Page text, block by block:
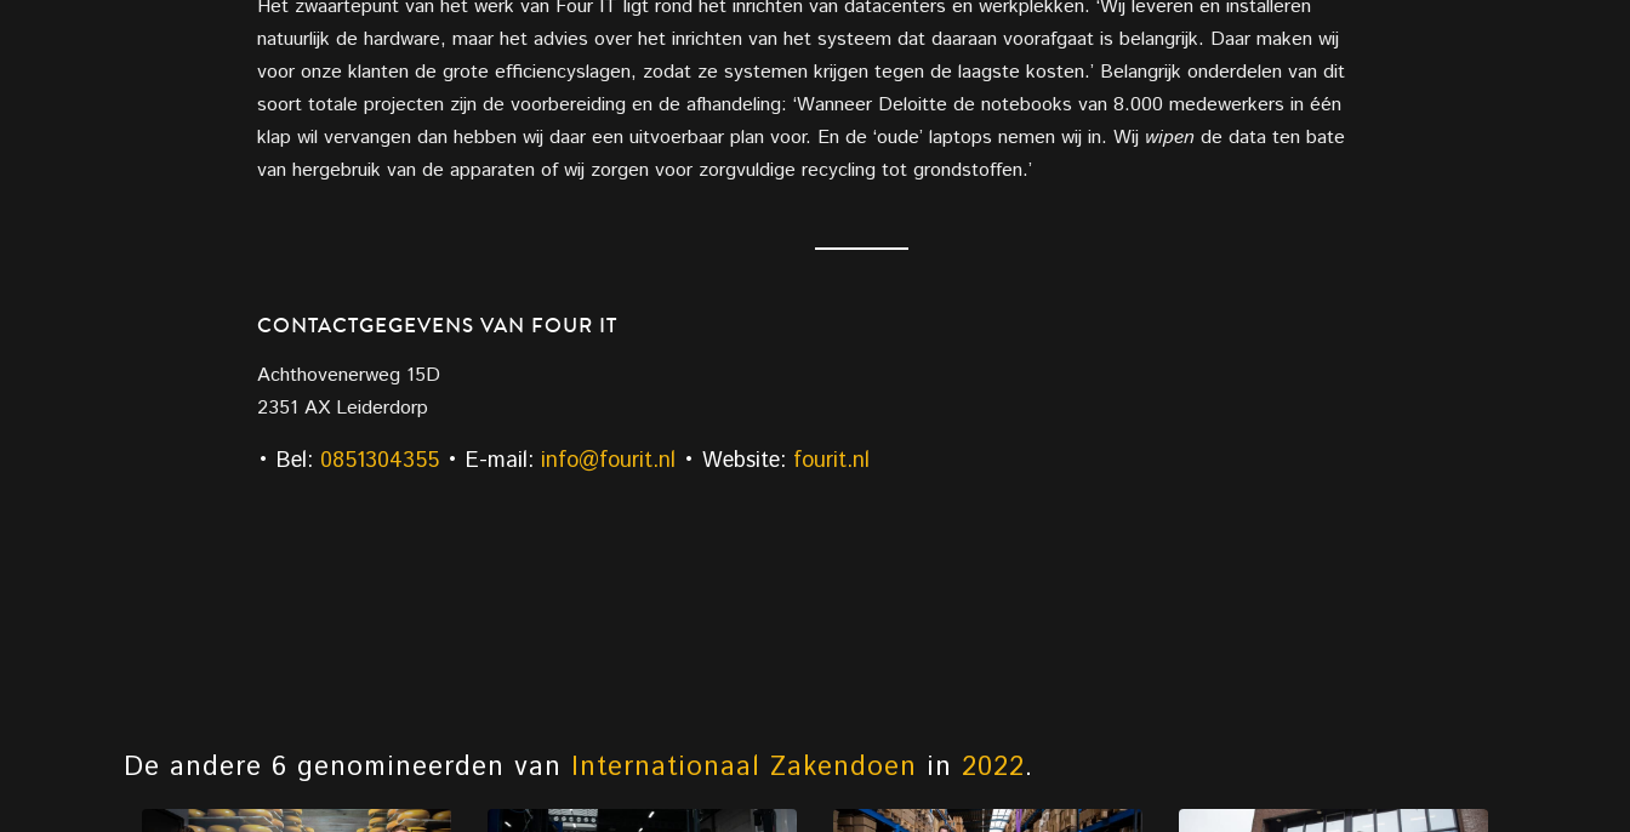
Het zwaartepunt van het werk van Four IT ligt rond het inrichten van datacenters en werkplekken. ‘Wij leveren en installeren
natuurlijk de hardware, maar het advies over het inrichten van het systeem dat daaraan voorafgaat is belangrijk. Daar maken wij
voor onze klanten de grote efficiencyslagen, zodat ze systemen krijgen tegen de laagste kosten.’ Belangrijk onderdelen van dit
soort totale projecten zijn de voorbereiding en de afhandeling: ‘Wanneer Deloitte de notebooks van 8.000 medewerkers in één
klap wil vervangen dan hebben wij daar een uitvoerbaar plan voor. En de ‘oude’ laptops nemen wij in. Wij wipen de data ten bate
van hergebruik van de apparaten of wij zorgen voor zorgvuldige recycling tot grondstoffen.’
CONTACTGEGEVENS VAN FOUR IT
Achthovenerweg 15D
2351 AX Leiderdorp
• Bel: 0851304355 • E-mail: info@fourit.nl • Website: fourit.nl
De andere 6 genomineerden van Internationaal Zakendoen in 2022.